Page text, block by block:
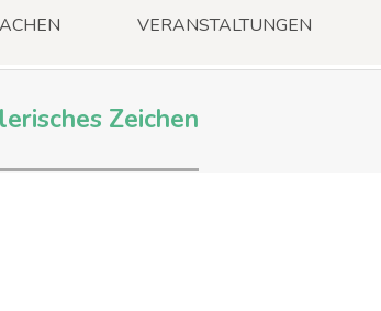
VERANSTALTUNGEN
Zeichen